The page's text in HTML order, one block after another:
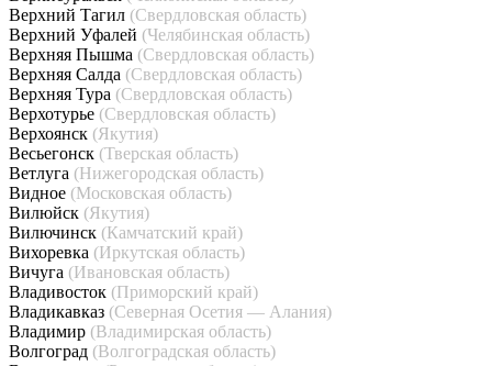
Верхний Тагил (Свердловская область)
Верхний Уфалей (Челябинская область)
Верхняя Пышма (Свердловская область)
Верхняя Салда (Свердловская область)
Верхняя Тура (Свердловская область)
Верхотурье (Свердловская область)
Верхоянск (Якутия)
Весьегонск (Тверская область)
Ветлуга (Нижегородская область)
Видное (Московская область)
Вилюйск (Якутия)
Вилючинск (Камчатский край)
Вихоревка (Иркутская область)
Вичуга (Ивановская область)
Владивосток (Приморский край)
Владикавказ (Северная Осетия — Алания)
Владимир (Владимирская область)
Волгоград (Волгоградская область)